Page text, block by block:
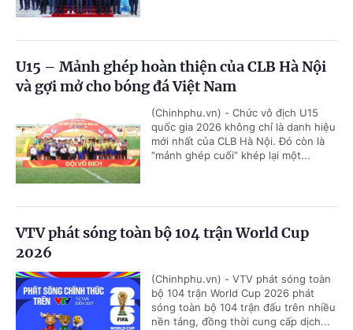
U15 – Mảnh ghép hoàn thiện của CLB Hà Nội
và gợi mở cho bóng đá Việt Nam
(Chinhphu.vn) - Chức vô địch U15
quốc gia 2026 không chỉ là danh hiệu
mới nhất của CLB Hà Nội. Đó còn là
“mảnh ghép cuối” khép lại một...
VTV phát sóng toàn bộ 104 trận World Cup
2026
(Chinhphu.vn) - VTV phát sóng toàn
bộ 104 trận World Cup 2026 phát
sóng toàn bộ 104 trận đấu trên nhiều
nền tảng, đồng thời cung cấp dịch...